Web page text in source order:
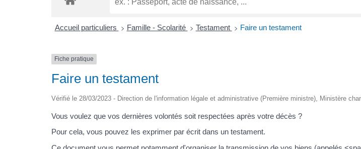
Accueil particuliers > Famille - Scolarité > Testament > Faire un testament
Fiche pratique
Faire un testament
Vérifié le 28/03/2023 - Direction de l'information légale et administrative (Première ministre), Ministère
Vous voulez que vos dernières volontés soit respectées après votre décès ?
Pour cela, vous pouvez les exprimer par écrit dans un testament.